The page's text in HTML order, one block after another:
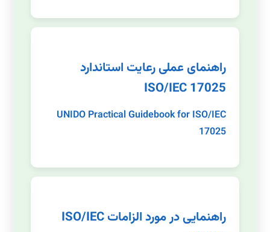
راهنمای عملی رعایت استاندارد
ISO/IEC 17025
UNIDO Practical Guidebook for ISO/IEC
17025
راهنمایی در مورد الزامات ISO/IEC